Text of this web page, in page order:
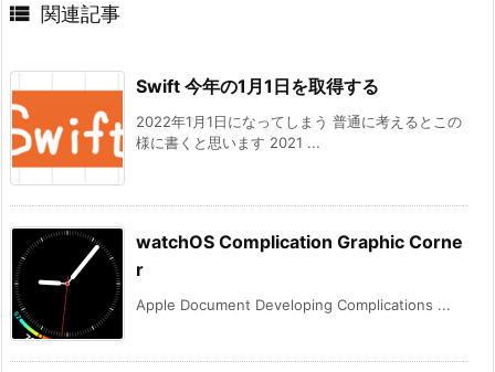
 関連記事
Swift 今年の1月1日を取得する
2022年1月1日になってしまう 普通に考えるとこの
様に書くと思います 2021 ...
watchOS Complication Graphic Corne
r
Apple Document Developing Complications ...